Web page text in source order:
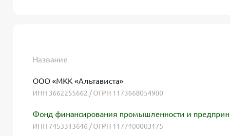
Название
ООО «МКК «Альтависта»
ИНН 3662255662 / ОГРН 1173668054900
Фонд финансирования промышленности и
ИНН 7453313646 / ОГРН 1177400003175